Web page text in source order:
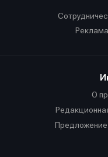
О
Предложение